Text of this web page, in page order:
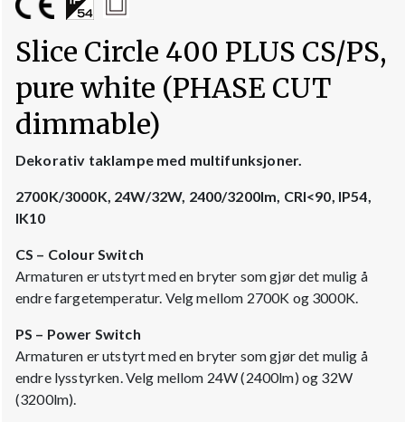
Slice Circle 400 PLUS CS/PS,
pure white (PHASE CUT
dimmable)
Dekorativ taklampe med multifunksjoner.
2700K/3000K, 24W/32W, 2400/3200lm, CRI<90, IP54,
IK10
CS – Colour Switch
Armaturen er utstyrt med en bryter som gjør det mulig å
endre fargetemperatur. Velg mellom 2700K og 3000K.
PS – Power Switch
Armaturen er utstyrt med en bryter som gjør det mulig å
endre lysstyrken. Velg mellom 24W (2400lm) og 32W
(3200lm).